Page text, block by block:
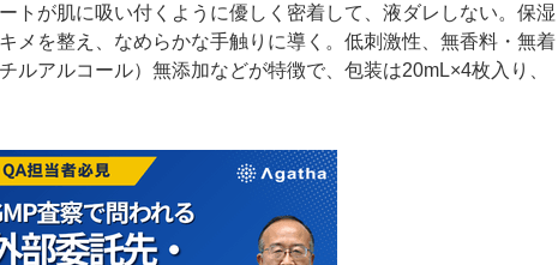
トが肌に吸い付くように優しく密着して、液ダレしない。保湿
メを整え、なめらかな手触りに導く。低刺激性、無香料・無着
ルアルコール）無添加などが特徴で、包装は20mL×4枚入り、